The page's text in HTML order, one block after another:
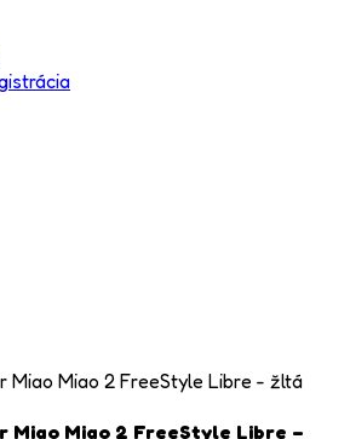
Miao Miao 2 FreeStyle Libre –